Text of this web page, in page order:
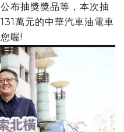
布抽獎獎品等，本次抽
萬元的中華汽車油電車
喔!